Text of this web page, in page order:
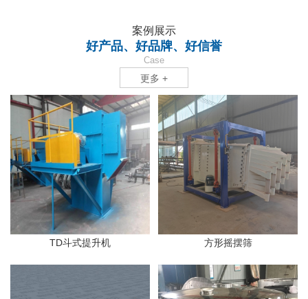
案例展示
好产品、好品牌、好信誉
Case
更多 +
TD斗式提升机 方形摇摆筛